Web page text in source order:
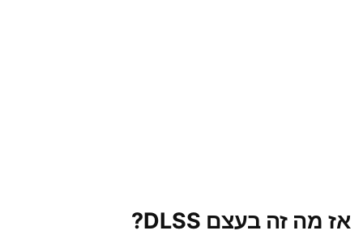
אז מה זה בעצם DLSS?